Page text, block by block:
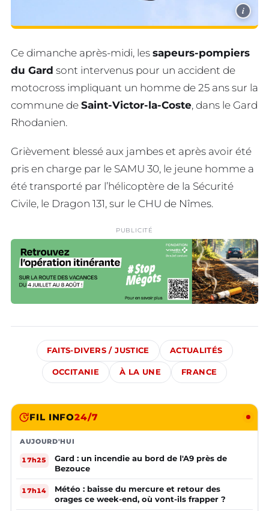
i
Ce dimanche après-midi, les sapeurs-pompiers
du Gard sont intervenus pour un accident de
motocross impliquant un homme de 25 ans sur la
commune de Saint-Victor-la-Coste, dans le Gard
Rhodanien.
Grièvement blessé aux jambes et après avoir été
pris en charge par le SAMU 30, le jeune homme a
été transporté par l’hélicoptère de la Sécurité
Civile, le Dragon 131, sur le CHU de Nîmes.
PUBLICITÉ
FAITS-DIVERS / JUSTICE ACTUALITÉS
OCCITANIE À LA UNE FRANCE
FIL INFO24/7
AUJOURD'HUI
17h25
Gard : un incendie au bord de l'A9 près de
Bezouce
17h14
Météo : baisse du mercure et retour des
orages ce week-end, où vont-ils frapper ?